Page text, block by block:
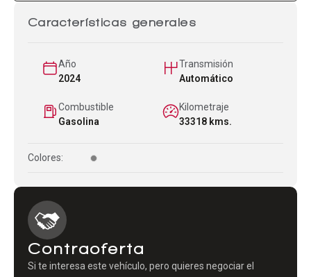
Características generales
Año
2024
Transmisión
Automático
Combustible
Gasolina
Kilometraje
33318 kms.
Colores:
Contraoferta
Si te interesa este vehículo, pero quieres negociar el